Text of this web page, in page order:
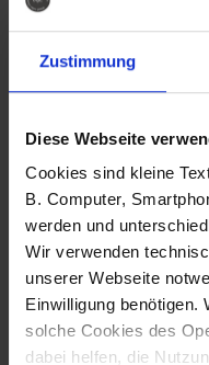
Zustimmung
Diese Webseite
Cookies sind kleine
B. Computer,
werden und
Wir verwenden
unserer Webseite
Einwilligung benötigen.
solche Cookies des
dabei helfen, die
Fotografo: Lorenz
Sternbach
Download